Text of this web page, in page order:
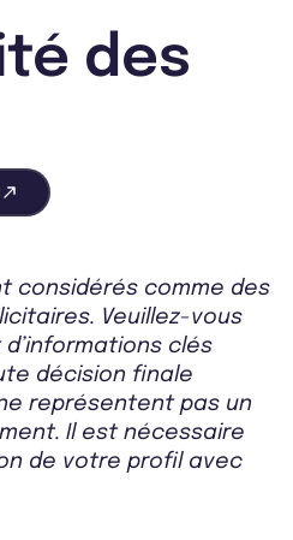
des
considérés comme des
Veuillez-vous
clés
décision finale
représentent pas un
Il est nécessaire
de votre profil avec